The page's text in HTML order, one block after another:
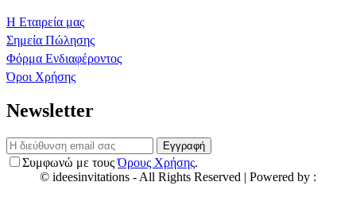
Η Εταιρεία μας
Σημεία Πώλησης
Φόρμα Ενδιαφέροντος
Όροι Χρήσης
Newsletter
Εγγραφή
Συμφωνώ με τουςΌρους Χρήσης.
© ideesinvitations - All Rights Reserved | Powered by :